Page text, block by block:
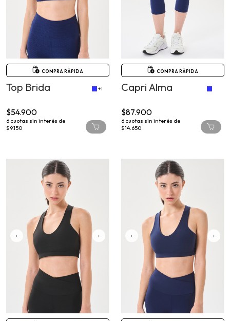
COMPRA RÁPIDA
Top Brida
6cuotas sin interés de
$9.150
COMPRA RÁPIDA
Capri Alma
6cuotas sin interés de
$14.650
COMPRA RÁPIDA COMPRA RÁPIDA